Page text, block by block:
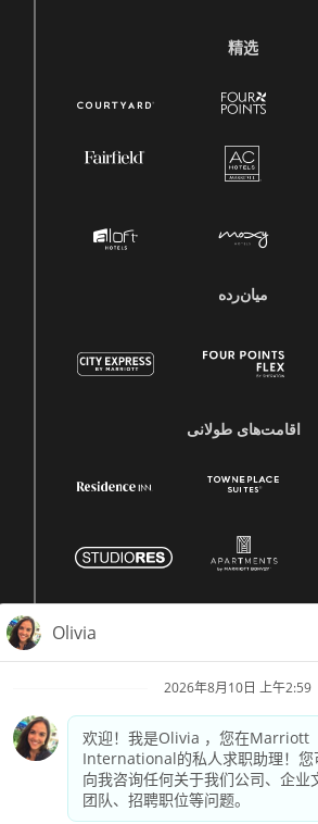
精选
میان‌رده
اقامت‌های طولانی